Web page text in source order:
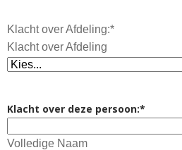
Klacht over Afdeling:*
Klacht over Afdeling
Klacht over deze persoon:*
Volledige Naam